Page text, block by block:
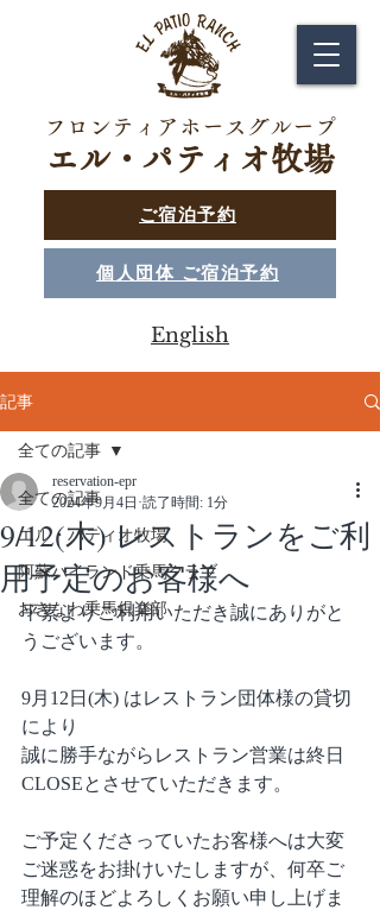
フロンティアホースグループ
エル・パティオ牧場
English
ご宿泊予約
個人団体 ご宿泊予約
記事
全ての記事
エル・パティオ牧場
阿蘇ハイランド乗馬クラブ
おきなわ乗馬倶楽部
全ての記事
9/12(木) レストランをご利
用予定のお客様へ
reservation-epr
2024年9月4日 読了時間: 1分
平素よりご利用いただき誠にありがと
うございます。
9月12日(木) はレストラン団体様の貸切
により
誠に勝手ながらレストラン営業は終日
CLOSEとさせていただきます。
ご予定くださっていたお客様へは大変
ご迷惑をお掛けいたしますが、何卒ご
理解のほどよろしくお願い申し上げま